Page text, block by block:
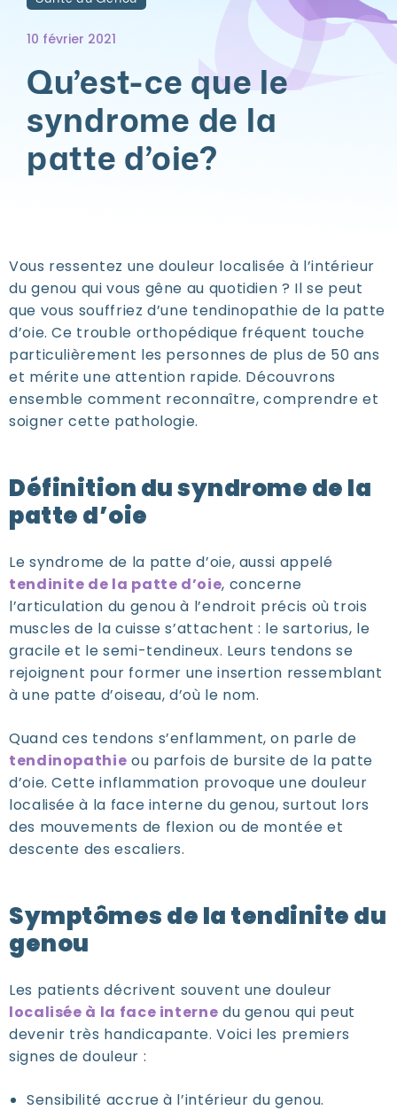
10 février 2021
Qu’est-ce que le
syndrome de la
patte d’oie?
Vous ressentez une douleur localisée à l’intérieur
du genou qui vous gêne au quotidien ? Il se peut
que vous souffriez d’une tendinopathie de la patte
d’oie. Ce trouble orthopédique fréquent touche
particulièrement les personnes de plus de 50 ans
et mérite une attention rapide. Découvrons
ensemble comment reconnaître, comprendre et
soigner cette pathologie.
Définition du syndrome de la
patte d’oie
Le syndrome de la patte d’oie, aussi appelé
tendinite de la patte d’oie, concerne
l’articulation du genou à l’endroit précis où trois
muscles de la cuisse s’attachent : le sartorius, le
gracile et le semi-tendineux. Leurs tendons se
rejoignent pour former une insertion ressemblant
à une patte d’oiseau, d’où le nom.
Quand ces tendons s’enflamment, on parle de
tendinopathie ou parfois de bursite de la patte
d’oie. Cette inflammation provoque une douleur
localisée à la face interne du genou, surtout lors
des mouvements de flexion ou de montée et
descente des escaliers.
Symptômes de la tendinite du
genou
Les patients décrivent souvent une douleur
localisée à la face interne du genou qui peut
devenir très handicapante. Voici les premiers
signes de douleur :
Sensibilité accrue à l’intérieur du genou.